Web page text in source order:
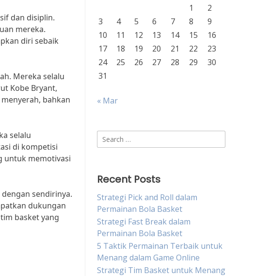
dan disiplin.
mereka.
diri sebaik
Mereka selalu
Kobe Bryant,
bahkan
selalu
di kompetisi
untuk memotivasi
sendirinya.
dukungan
basket yang
1
2
3
4 5 6 7 8
9
10
11 12 13 14 15
16
17
18 19 20 21 22
23
24
25 26 27 28 29
30
31
« Mar
Search
for:
Recent Posts
Strategi Pick and Roll dalam
Permainan Bola Basket
Strategi Fast Break dalam
Permainan Bola Basket
5 Taktik Permainan Terbaik untuk
Menang dalam Game Online
Strategi Tim Basket untuk Menang